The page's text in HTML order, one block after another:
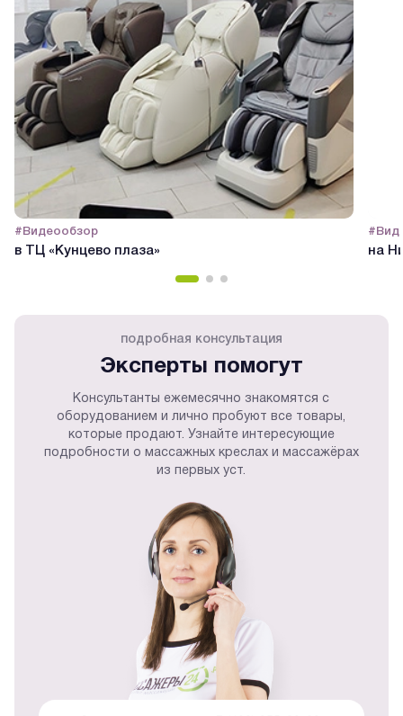
#Видеообзор
в ТЦ «Кунцево плаза» на
подробная консультация
Эксперты помогут
Консультанты ежемесячно знакомятся с
оборудованием и лично пробуют все товары,
которые продают. Узнайте интересующие
подробности о массажных креслах и массажёрах
из первых уст.